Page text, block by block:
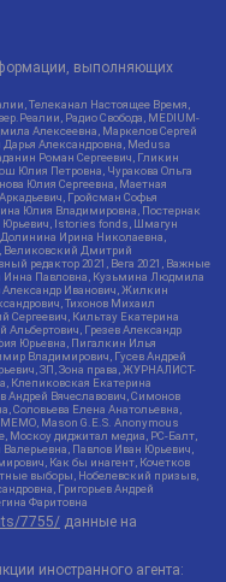
выполняющих
Телеканал Настоящее Время,
Радио Свобода, MEDIUM-
Алексеевна, Маркелов Сергей
Александровна, Medusa
Роман Сергеевич, Гликин
Юлия Петровна, Чуракова Ольга
Юлия Сергеевна, Маетная
Гройсман Софья
Юлия Владимировна, Постернак
Юрьевич, Istories fonds, Шмагун
Долинина Ирина Николаевна,
Великовский Дмитрий
редактор 2021, Вега 2021, Важные
Инна Павловна, Кузьмина Людмила
Иванович, Жилкин
Тихонов Михаил
Сергеевич, Кильтау Екатерина
Грезев Александр
Юрьевна, Пигалкин Илья
Владимирович, Гусев Андрей
ЗП, Зона права, ЖУРНАЛИСТ-
Клепиковская Екатерина
Андрей Вячеславович, Симонов
Соловьева Елена Анатольевна,
Mason G.E.S. Anonymous
Москоу диджитал медиа, РС-Балт,
Павлов Иван Юрьевич,
Как бы инагент, Кочетков
выборы, Нобелевский призыв,
Григорьев Андрей
Фаритовна
7755/ данные на
иностранного агента: